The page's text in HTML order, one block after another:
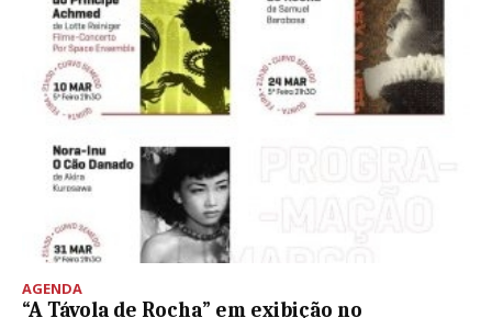
AGENDA
“A Távola de Rocha” em exibição no